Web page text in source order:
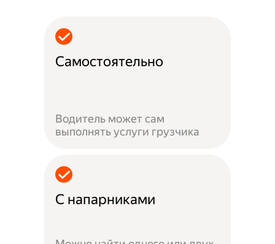
Самостоятельно
Водитель может сам
выполнять услуги грузчика
С напарниками